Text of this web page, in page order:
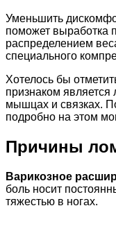
Уменьшить
поможет выработка
распределением
специального
Хотелось бы
признаком
мышцах и связках.
подробно на этом
Причины
Варикозное
боль носит
тяжестью в ногах.